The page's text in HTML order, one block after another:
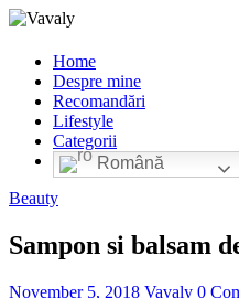
Home
Despre mine
Recomandări
Lifestyle
Categorii
Română
Beauty
Sampon si balsam
November 5, 2018 Vavaly 0